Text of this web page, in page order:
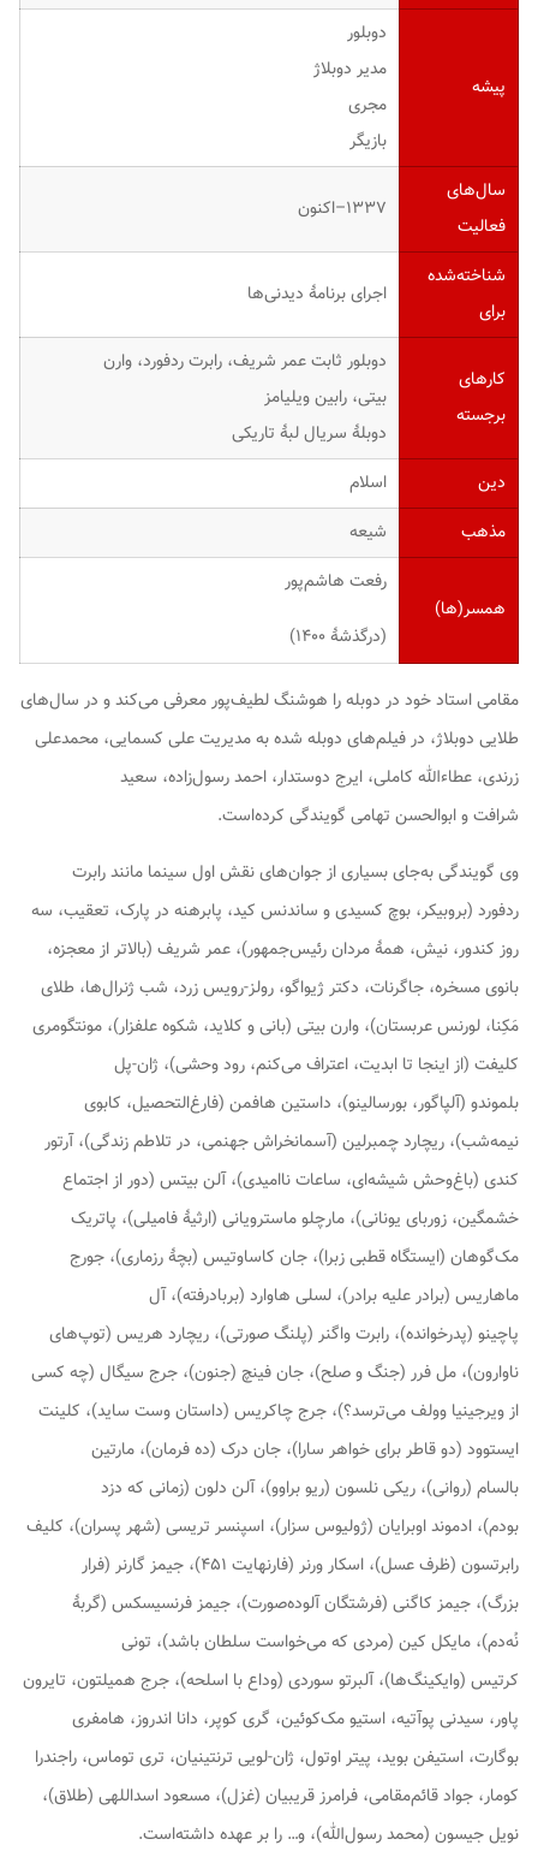
پیشه
دوبلور
مدیر دوبلاژ
مجری
بازیگر
سال‌های
فعالیت
۱۳۳۷–اکنون
شناخته‌شده
برای
اجرای برنامهٔ دیدنی‌ها
کارهای
برجسته
دوبلور ثابت عمر شریف، رابرت ردفورد، وارن
بیتی، رابین ویلیامز
دوبلهٔ سریال لبهٔ تاریکی
دین
اسلام
مذهب
شیعه
همسر(ها)
رفعت هاشم‌پور
(درگذشهٔ ۱۴۰۰)
مقامی استاد خود در دوبله را هوشنگ لطیف‌پور معرفی می‌کند و در سال‌های
طلایی دوبلاژ، در فیلم‌های دوبله شده به مدیریت علی کسمایی، محمدعلی
زرندی، عطاءالله کاملی، ایرج دوستدار، احمد رسول‌زاده، سعید
شرافت و ابوالحسن تهامی گویندگی کرده‌است.
وی گویندگی به‌جای بسیاری از جوان‌های نقش اول سینما مانند رابرت
ردفورد (بروبیکر، بوچ کسیدی و ساندنس کید، پابرهنه در پارک، تعقیب، سه
روز کندور، نیش، همهٔ مردان رئیس‌جمهور)، عمر شریف (بالاتر از معجزه،
بانوی مسخره، جاگرنات، دکتر ژیواگو، رولز-رویس زرد، شب ژنرال‌ها، طلای
مَکِنا، لورنس عربستان)، وارن بیتی (بانی و کلاید، شکوه علفزار)، مونتگومری
کلیفت (از اینجا تا ابدیت، اعتراف می‌کنم، رود وحشی)، ژان-پل
بلموندو (آل‍‍پاگور، بورسالینو)، داستین هافمن (فارغ‌التحصیل، کابوی
نیمه‌شب)، ریچارد چمبرلین (آسمانخراش جهنمی، در تلاطم زندگی)، آرتور
کندی (باغ‌وحش شیشه‌ای، ساعات ناامیدی)، آلن بیتس (دور از اجتماع
خشمگین، زوربای یونانی)، مارچلو ماسترویانی (ارثیهٔ فامیلی)، پاتریک
مک‌گوهان (ایستگاه قطبی زبرا)، جان کاساوتیس (بچهٔ رزماری)، جورج
ماهاریس (برادر علیه برادر)، لسلی هاوارد (بربادرفته)، آل
پاچینو (پدرخوانده)، رابرت واگنر (پلنگ صورتی)، ریچارد هریس (توپ‌های
ناوارون)، مل فرر (جنگ و صلح)، جان فینچ (جنون)، جرج سیگال (چه کسی
از ویرجینیا وولف می‌ترسد؟)، جرج چاکریس (داستان وست ساید)، کلینت
ایستوود (دو قاطر برای خواهر سارا)، جان درک (ده فرمان)، مارتین
بالسام (روانی)، ریکی نلسون (ریو براوو)، آلن دلون (زمانی که دزد
بودم)، ادموند اوبرایان (ژولیوس سزار)، اسپنسر تریسی (شهر پسران)، کلیف
رابرتسون (ظرف عسل)، اسکار ورنر (فارنهایت ۴۵۱)، جیمز گارنر (فرار
بزرگ)، جیمز کاگنی (فرشتگان آلوده‌صورت)، جیمز فرنسیسکس (گربهٔ
نُه‌دم)، مایکل کین (مردی که می‌خواست سلطان باشد)، تونی
کرتیس (وایکینگ‌ها)، آلبرتو سوردی (وداع با اسلحه)، جرج همیلتون، تایرون
پاور، سیدنی پوآتیه، استیو مک‌کوئین، گری کوپر، دانا اندروز، هامفری
بوگارت، استیفن بوید، پیتر اوتول، ژان-لویی ترنتینیان، تری توماس، راجندرا
کومار، جواد قائم‌مقامی، فرامرز قریبیان (غزل)، مسعود اسداللهی (طلاق)،
نویل جیسون (محمد رسول‌الله)، و… را بر عهده داشته‌است.